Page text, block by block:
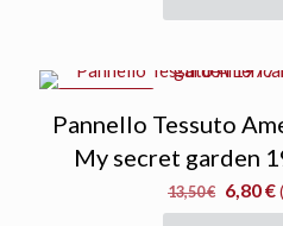
era:
Pannello Tessuto
My secret garden
13,50€ Il
prezzo
6,80€Il